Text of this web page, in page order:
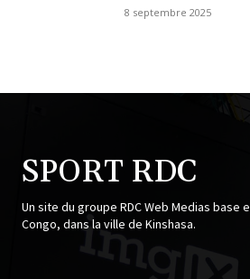
8 septembre 2025
SPORT RDC
Un site du groupe RDC Web Medias base
Congo, dans la ville de Kinshasa.